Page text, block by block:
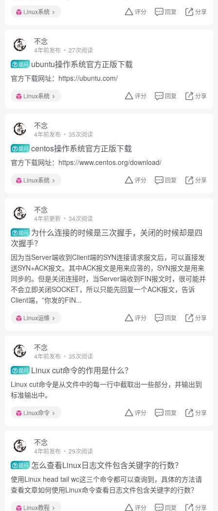
Linux系统 评分 回复 分享
不念
4年前发布 27次阅读
提问 ubuntu操作系统官方正版下载
官方下载网址：https://ubuntu.com/
Linux系统 评分 回复 分享
不念
4年前发布 35次阅读
提问 centos操作系统官方正版下载
官方下载网址：https://www.centos.org/download/
Linux系统 评分 回复 分享
不念
4年前更新 34次阅读
提问 为什么连接的时候是三次握手，关闭的时候却是四
次握手？
因为当Server端收到Client端的SYN连接请求报文后，可以直接发
送SYN+ACK报文。其中ACK报文是用来应答的，SYN报文是用来
同步的。但是关闭连接时，当Server端收到FIN报文时，很可能并
不会立即关闭SOCKET，所以只能先回复一个ACK报文，告诉
Client端，”你发的FIN...
Linux运维 评分 回复 分享
不念
4年前发布 35次阅读
提问 Linux cut命令的作用是什么？
Linux cut命令是从文件中的每一行中截取出一些部分，并输出到
标准输出中。
Linux命令 评分 回复 分享
不念
4年前发布 29次阅读
提问 怎么查看Linux日志文件包含关键字的行数？
使用Linux head tail wc这三个命令都可以查询到，具体的方法请
查看文章如何使用Linux命令查看日志文件包含关键字的行数？
Linux教程 评分 回复 分享